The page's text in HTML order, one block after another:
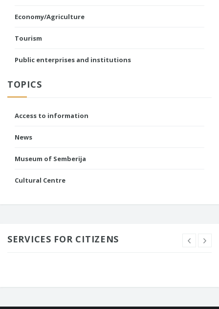
Economy/Agriculture
Tourism
Public enterprises and institutions
TOPICS
Access to information
News
Museum of Semberija
Cultural Centre
SERVICES FOR CITIZENS